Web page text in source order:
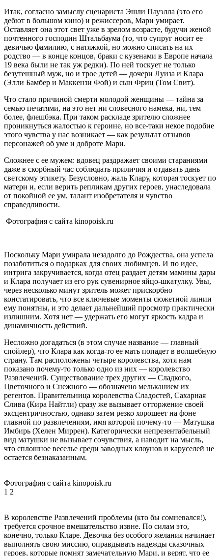
Итак, согласно замыслу сценариста Эшли Пауэлла (это его
дебют в большом кино) и режиссеров, Мари умирает.
Оставляет она этот свет уже в зрелом возрасте, будучи женой
почтенного господин Штальбаума (то, что супруг носит ее
девичью фамилию, с натяжкой, но можно списать на их
родство — в конце концов, браки с кузенами в Европе начала
19 века были не так уж редки). По ней тоскует не только
безутешный муж, но и трое детей — дочери Луиза и Клара
(Элли Бамбер и Маккензи Фой) и сын Фриц (Том Свит).
Что стало причиной смерти молодой женщины — тайна за
семью печатями, на это нет ни словесного намека, ни, тем
более, флешбэка. При таком раскладе зрителю сложнее
проникнуться жалостью к героине, но все-таки некое подобие
этого чувства у нас возникает — как результат отзывов
персонажей об уме и доброте Мари.
Сложнее с ее мужем: вдовец раздражает своими стараниями
даже в скорбный час соблюдать приличия и отдавать дань
светскому этикету. Безусловно, жаль Клару, которая тоскует по
матери и, если верить репликам других героев, унаследовала
от покойной ее ум, талант изобретателя и чувство
справедливости.
Фотография с сайта kinopoisk.ru
Поскольку Мари умирала незадолго до Рождества, она успела
позаботиться о подарках для своих любимцев. И по идее,
интрига закручивается, когда отец раздает детям мамины дары
и Клара получает из его рук сувенирное яйцо-шкатулку. Увы,
через несколько минут зритель может прискорбно
констатировать, что все ключевые моменты сюжетной линии
ему понятны, и это делает дальнейший просмотр практически
излишним. Хотя нет — удержать его могут яркость кадра и
динамичность действий.
Несложно догадаться (в этом случае название — главный
спойлер), что Клара как когда-то ее мать попадет в волшебную
страну. Там расположены четыре королевства, хотя нам
показано почему-то только одно из них — королевство
Развлечений. Существование трех других — Сладкого,
Цветочного и Снежного — обозначено мельканием их
регентов. Правительница королевства Сладостей, Сахарная
Слива (Кира Найтли) сразу же вызывает отторжение своей
эксцентричностью, однако затем резко хорошеет на фоне
главной по развлечениям, имя которой почему-то — Матушка
Имбирь (Хелен Миррен). Категорически непрезентабельный
вид матушки не вызывает сочувствия, а наводит на мысль,
что сплошное веселье среди заводных клоунов и каруселей не
остается безнаказанным.
Фотография с сайта kinopoisk.ru
1 2
В королевстве Развлечений проблемы (кто бы сомневался!),
требуется срочное вмешательство извне. По силам это,
конечно, только Кларе. Девочка без особого желания начинает
выполнять свою миссию, оправдывать надежды сказочных
героев, которые помнят замечательную Мари, и верят, что ее